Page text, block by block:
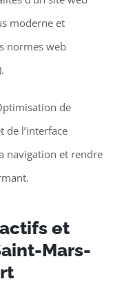
moderne et
normes web
de
de l’interface
navigation et rendre
et
Mars-